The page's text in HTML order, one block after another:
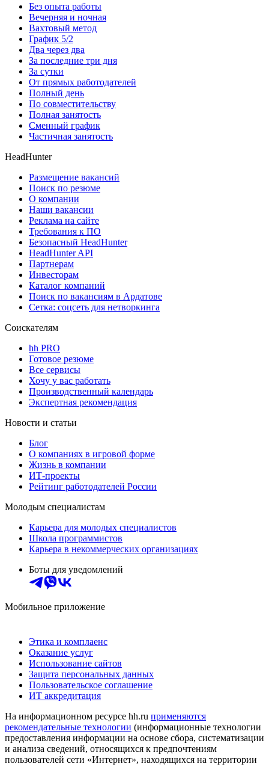
Без опыта работы
Вечерняя и ночная
Вахтовый метод
График 5/2
Два через два
За последние три дня
За сутки
От прямых работодателей
Полный день
По совместительству
Полная занятость
Сменный график
Частичная занятость
HeadHunter
Размещение вакансий
Поиск по резюме
О компании
Наши вакансии
Реклама на сайте
Требования к ПО
Безопасный HeadHunter
HeadHunter API
Партнерам
Инвесторам
Каталог компаний
Поиск по вакансиям в Ардатове
Сетка: соцсеть для нетворкинга
Соискателям
hh PRO
Готовое резюме
Все сервисы
Хочу у вас работать
Производственный календарь
Экспертная рекомендация
Новости и статьи
Блог
О компаниях в игровой форме
Жизнь в компании
ИТ-проекты
Рейтинг работодателей России
Молодым специалистам
Карьера для молодых специалистов
Школа программистов
Карьера в некоммерческих организациях
Боты для уведомлений
Мобильное приложение
Этика и комплаенс
Оказание услуг
Использование сайтов
Защита персональных данных
Пользовательское соглашение
ИТ аккредитация
На информационном ресурсе hh.ru применяются
рекомендательные технологии (информационные технологии
предоставления информации на основе сбора, систематизации
и анализа сведений, относящихся к предпочтениям
пользователей сети «Интернет», находящихся на территории